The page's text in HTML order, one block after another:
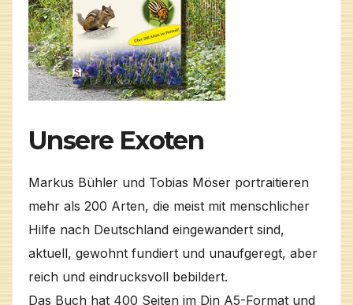
Unsere Exoten
Markus Bühler und Tobias Möser portraitieren
mehr als 200 Arten, die meist mit menschlicher
Hilfe nach Deutschland eingewandert sind,
aktuell, gewohnt fundiert und unaufgeregt, aber
reich und eindrucksvoll bebildert.
Das Buch hat 400 Seiten im Din A5-Format und